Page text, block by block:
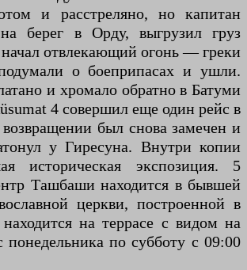
и расстреляно, но капитан
берег в Орду, выгрузил груз
отвлекающий огонь — греки
о боеприпасах и ушли.
и хромало обратно в Батуми
4 совершил еще один рейс в
был снова замечен и
у Гиресуна. Внутри копии
историческая экспозиция. 5
Ташбаши находится в бывшей
церкви, построенной в
на террасе с видом на
понедельника по субботу с 09:00